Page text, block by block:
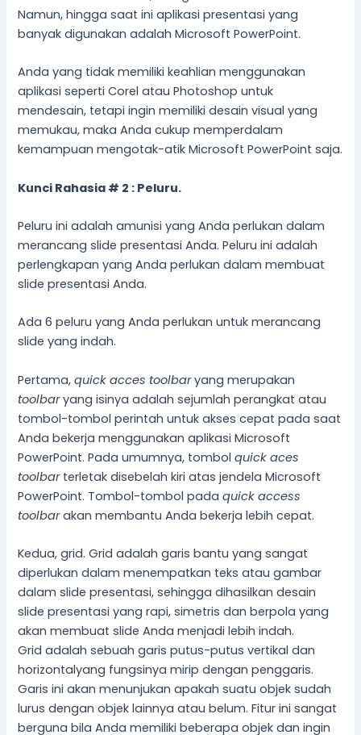
Namun, hingga saat ini aplikasi presentasi yang
banyak digunakan adalah Microsoft PowerPoint.
Anda yang tidak memiliki keahlian menggunakan
aplikasi seperti Corel atau Photoshop untuk
mendesain, tetapi ingin memiliki desain visual yang
memukau, maka Anda cukup memperdalam
kemampuan mengotak-atik Microsoft PowerPoint saja.
Kunci Rahasia # 2 : Peluru.
Peluru ini adalah amunisi yang Anda perlukan dalam
merancang slide presentasi Anda. Peluru ini adalah
perlengkapan yang Anda perlukan dalam membuat
slide presentasi Anda.
Ada 6 peluru yang Anda perlukan untuk merancang
slide yang indah.
Pertama,quick acces toolbaryang merupakan
toolbaryang isinya adalah sejumlah perangkat atau
tombol-tombol perintah untuk akses cepat pada saat
Anda bekerja menggunakan aplikasi Microsoft
PowerPoint. Pada umumnya, tombolquick aces
toolbarterletak disebelah kiri atas jendela Microsoft
PowerPoint. Tombol-tombol padaquick access
toolbarakan membantu Anda bekerja lebih cepat.
Kedua, grid. Grid adalah garis bantu yang sangat
diperlukan dalam menempatkan teks atau gambar
dalam slide presentasi, sehingga dihasilkan desain
slide presentasi yang rapi, simetris dan berpola yang
akan membuat slide Anda menjadi lebih indah.
Grid adalah sebuah garis putus-putus vertikal dan
horizontalyang fungsinya mirip dengan penggaris.
Garis ini akan menunjukan apakah suatu objek sudah
lurus dengan objek lainnya atau belum. Fitur ini sangat
berguna bila Anda memiliki beberapa objek dan ingin